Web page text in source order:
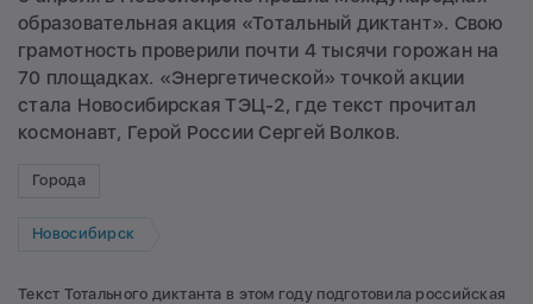
образовательная акция «Тотальный диктант». Свою
грамотность проверили почти 4 тысячи горожан на
70 площадках. «Энергетической» точкой акции
стала Новосибирская ТЭЦ-2, где текст прочитал
космонавт, Герой России Сергей Волков.
Города
Новосибирск
Текст Тотального диктанта в этом году подготовила российская